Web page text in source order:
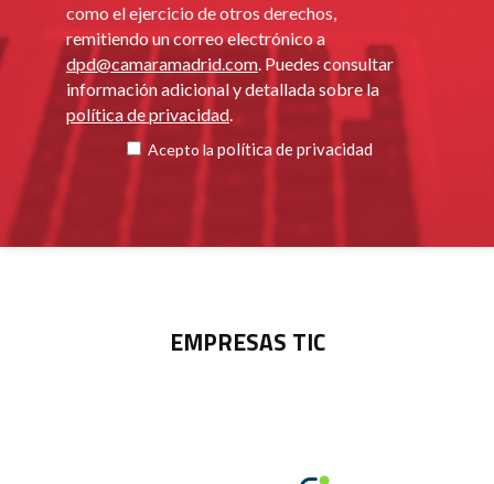
como el ejercicio de otros derechos,
remitiendo un correo electrónico a
dpd@camaramadrid.com. Puedes consultar
información adicional y detallada sobre la
política de privacidad.
Acepto la política de privacidad
EMPRESAS TIC